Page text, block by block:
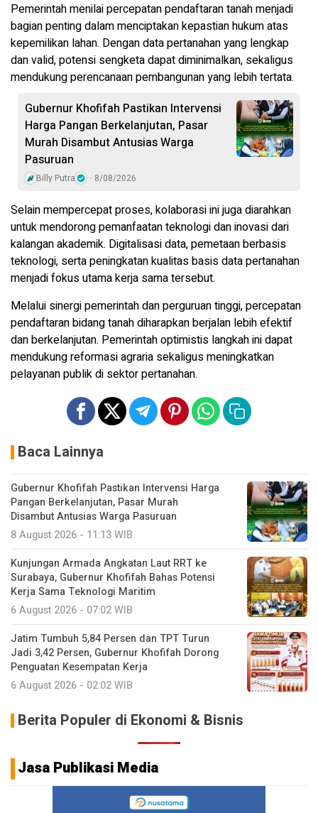
Pemerintah menilai percepatan pendaftaran tanah menjadi
bagian penting dalam menciptakan kepastian hukum atas
kepemilikan lahan. Dengan data pertanahan yang lengkap
dan valid, potensi sengketa dapat diminimalkan, sekaligus
mendukung perencanaan pembangunan yang lebih tertata.
Gubernur Khofifah Pastikan Intervensi
Harga Pangan Berkelanjutan, Pasar
Murah Disambut Antusias Warga
Pasuruan
Billy Putra 8/08/2026
Selain mempercepat proses, kolaborasi ini juga diarahkan
untuk mendorong pemanfaatan teknologi dan inovasi dari
kalangan akademik. Digitalisasi data, pemetaan berbasis
teknologi, serta peningkatan kualitas basis data pertanahan
menjadi fokus utama kerja sama tersebut.
Melalui sinergi pemerintah dan perguruan tinggi, percepatan
pendaftaran bidang tanah diharapkan berjalan lebih efektif
dan berkelanjutan. Pemerintah optimistis langkah ini dapat
mendukung reformasi agraria sekaligus meningkatkan
pelayanan publik di sektor pertanahan.
Baca Lainnya
Gubernur Khofifah Pastikan Intervensi Harga
Pangan Berkelanjutan, Pasar Murah
Disambut Antusias Warga Pasuruan
8 August 2026 - 11:13 WIB
Kunjungan Armada Angkatan Laut RRT ke
Surabaya, Gubernur Khofifah Bahas Potensi
Kerja Sama Teknologi Maritim
6 August 2026 - 07:02 WIB
Jatim Tumbuh 5,84 Persen dan TPT Turun
Jadi 3,42 Persen, Gubernur Khofifah Dorong
Penguatan Kesempatan Kerja
6 August 2026 - 02:02 WIB
Berita Populer di Ekonomi & Bisnis
Jasa Publikasi Media